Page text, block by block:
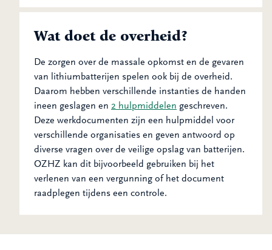
Wat doet de overheid?
De zorgen over de massale opkomst en de gevaren
van lithiumbatterijen spelen ook bij de overheid.
Daarom hebben verschillende instanties de handen
ineen geslagen en 2 hulpmiddelen geschreven.
Deze werkdocumenten zijn een hulpmiddel voor
verschillende organisaties en geven antwoord op
diverse vragen over de veilige opslag van batterijen.
OZHZ kan dit bijvoorbeeld gebruiken bij het
verlenen van een vergunning of het document
raadplegen tijdens een controle.